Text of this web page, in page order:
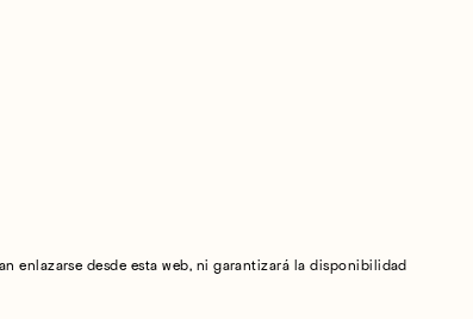
enlazarse desde esta web, ni garantizará la disponibilidad